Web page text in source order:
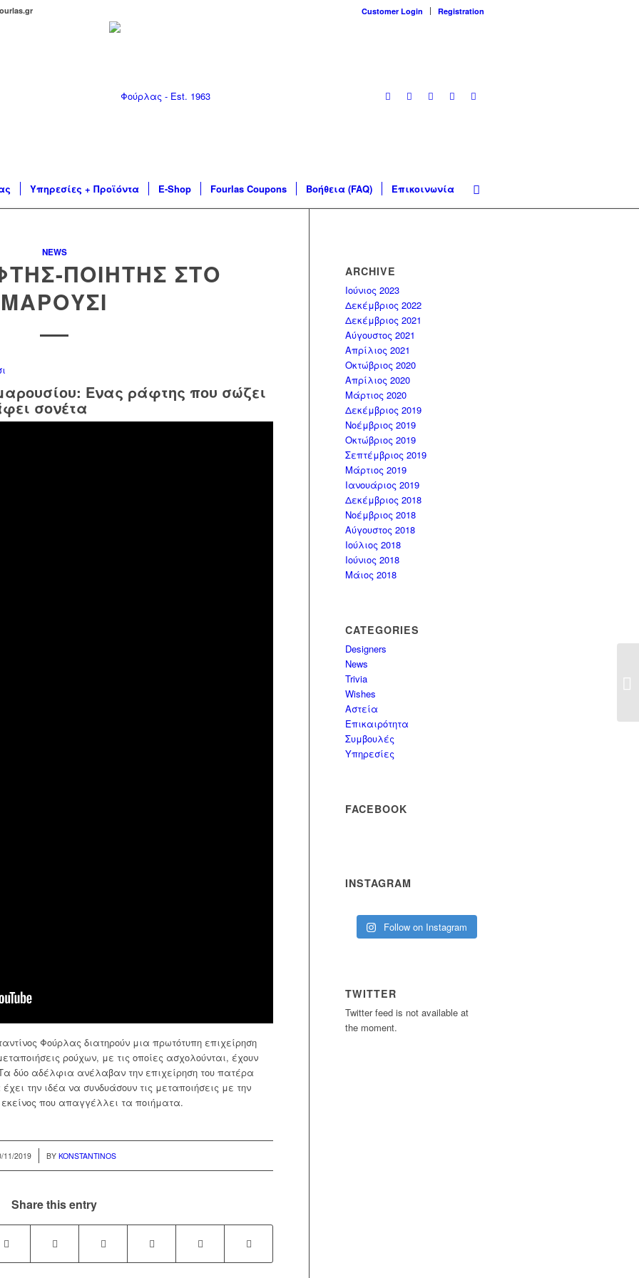
Customer Login Registration
Υπηρεσίες + Προϊόντα E-Shop Fourlas Coupons Βοήθεια (FAQ) Επικοινωνία
NEWS
ΠΟΙΗΤΉΣ ΣΤΟ
ΜΑΡΟΎΣΙ
Ενας ράφτης που σώζει
σονέτα
Φούρλας διατηρούν μια πρωτότυπη επιχείρηση
ρούχων, με τις οποίες ασχολούνται, έχουν
δύο αδέλφια ανέλαβαν την επιχείρηση του πατέρα
την ιδέα να συνδυάσουν τις μεταποιήσεις με την
που απαγγέλλει τα ποιήματα.
11/2019 BY KONSTANTINOS
Share this entry
ARCHIVE
Ιούνιος 2023
Δεκέμβριος 2022
Δεκέμβριος 2021
Αύγουστος 2021
Απρίλιος 2021
Οκτώβριος 2020
Απρίλιος 2020
Μάρτιος 2020
Δεκέμβριος 2019
Νοέμβριος 2019
Οκτώβριος 2019
Σεπτέμβριος 2019
Μάρτιος 2019
Ιανουάριος 2019
Δεκέμβριος 2018
Νοέμβριος 2018
Αύγουστος 2018
Ιούλιος 2018
Ιούνιος 2018
Μάιος 2018
CATEGORIES
Designers
News
Trivia
Wishes
Αστεία
Επικαιρότητα
Συμβουλές
Υπηρεσίες
FACEBOOK
INSTAGRAM
Follow on Instagram
TWITTER
Twitter feed is not available at
the moment.